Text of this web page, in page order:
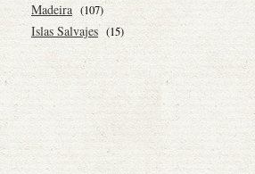
Madeira (107)
Islas Salvajes (15)